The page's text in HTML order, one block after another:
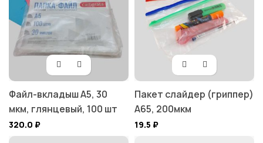
Файл-вкладыш А5, 30
мкм, глянцевый, 100 шт
320.0 ₽
Пакет слайдер (гриппер)
А65, 200мкм
19.5 ₽